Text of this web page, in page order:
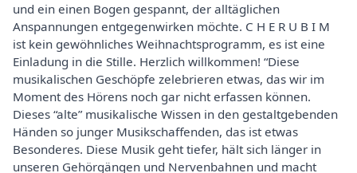
und ein einen Bogen gespannt, der alltäglichen
Anspannungen entgegenwirken möchte. C H E R U B I M
ist kein gewöhnliches Weihnachtsprogramm, es ist eine
Einladung in die Stille. Herzlich willkommen! “Diese
musikalischen Geschöpfe zelebrieren etwas, das wir im
Moment des Hörens noch gar nicht erfassen können.
Dieses “alte” musikalische Wissen in den gestaltgebenden
Händen so junger Musikschaffenden, das ist etwas
Besonderes. Diese Musik geht tiefer, hält sich länger in
unseren Gehörgängen und Nervenbahnen und macht